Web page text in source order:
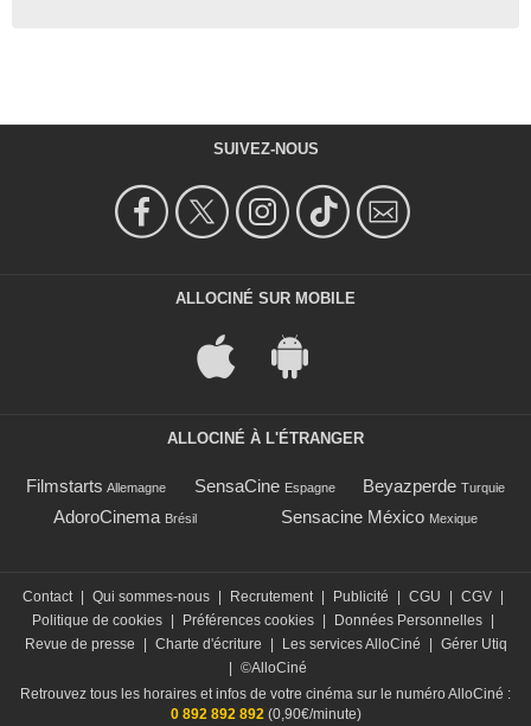
SUIVEZ-NOUS
ALLOCINÉ SUR MOBILE
ALLOCINÉ À L'ÉTRANGER
Filmstarts Allemagne SensaCine Espagne Beyazperde Turquie
AdoroCinema Brésil Sensacine México Mexique
Contact Qui sommes-nous Recrutement Publicité CGU CGV
Politique de cookies
Préférences cookies Données Personnelles
Revue de presse
Charte d'écriture Les services AlloCiné
Gérer Utiq
©AlloCiné
Retrouvez tous les horaires et infos de votre cinéma sur le numéro AlloCiné :
0 892 892 892(0,90€/minute)